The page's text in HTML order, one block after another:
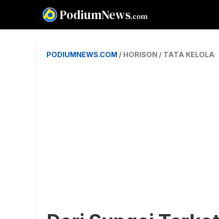
PodiumNews.com
PODIUMNEWS.COM / HORISON / TATA KELOLA